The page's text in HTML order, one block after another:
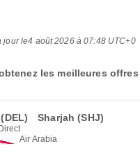
jour le4 août 2026 à 07:48 UTC+0
les meilleures
Sharjah (SHJ)
Air Arabia